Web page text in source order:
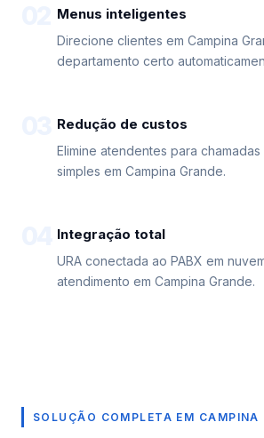
Menus inteligentes
Direcione clientes em Campina
departamento certo
Redução de custos
Elimine atendentes para
simples em Campina Grande.
Integração total
URA conectada ao PABX em
atendimento em Campina Grande.
SOLUÇÃO COMPLETA EM CAMPINA